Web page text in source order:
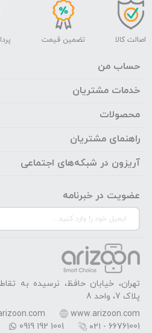
اصالت کالا تضمین قیمت
حساب من
خدمات مشتریان
محصولات
راهنمای مشتریان
آریزون در شبکه‌های اجتماعی
عضویت در خبرنامه
تهران، خیابان حافظ، نرسیده به
پلاک 7، واحد 8
www.arizoon.com
۰۲۱ - 66761001
0919 192 1001